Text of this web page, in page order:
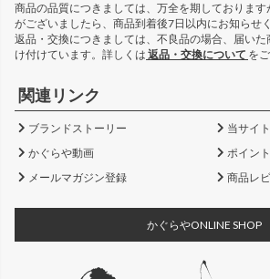
商品の品質につきましては、万全を期しておりま
がございましたら、商品到着後7日以内にお知らせく
返品・交換につきましては、不良品の場合、届い
け付けています。詳しくは 返品・交換について を
関連リンク
ブランドストーリー
当サイ
かぐらや動画
ポイン
メールマガジン登録
商品レ
かぐらやONLINE SHOP